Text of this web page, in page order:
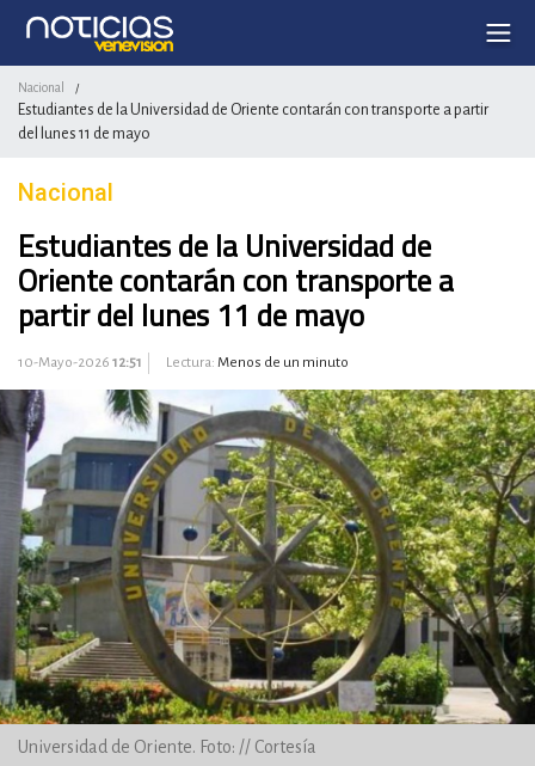
Nacional /
Estudiantes de la Universidad de Oriente contarán con transporte a partir
del lunes 11 de mayo
Nacional
Estudiantes de la Universidad de
Oriente contarán con transporte a
partir del lunes 11 de mayo
10-Mayo-2026 12:51 Lectura: Menos de un minuto
Universidad de Oriente. Foto: // Cortesía